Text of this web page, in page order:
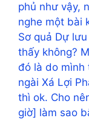
phủ như vậy,
nghe một bài
Sơ quả Dự
thấy không?
đó là do mình
ngài Xá Lợi
thì ok. Cho
giờ] làm sao